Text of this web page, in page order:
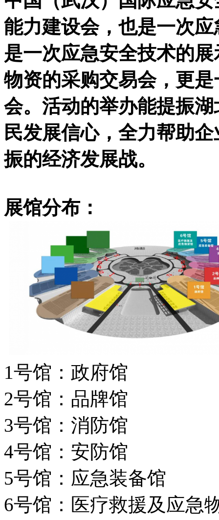
能力建设会，也是一次
是一次应急安全技术的
物资的采购交易会，更
会。活动的举办能提振
民发展信心，全力帮助
振的经济发展战。
展馆分布：
1号馆：政府馆
2号馆：品牌馆
3号馆：消防馆
4号馆：安防馆
5号馆：应急装备馆
6号馆：医疗救援及应急